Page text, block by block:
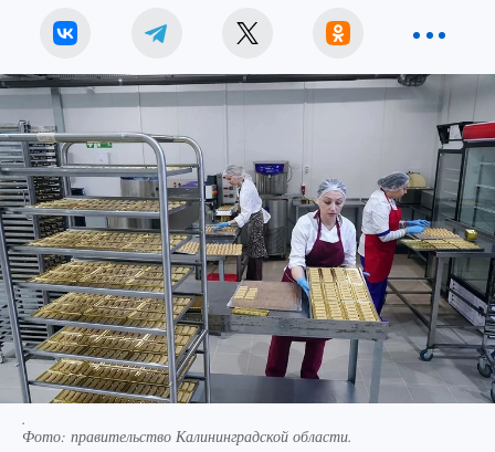
.
Фото: правительство Калининградской области.